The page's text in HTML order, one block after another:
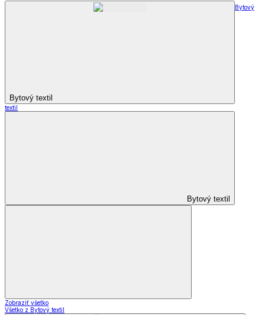
Bytový textil
Bytový
textil
Bytový textil
Zobraziť všetko
Všetko z Bytový textil